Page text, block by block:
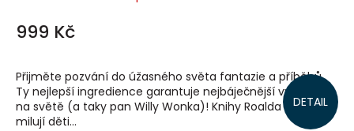
999 Kč
DETAIL
Přijměte pozvání do úžasného světa fantazie a příběhů.
Ty nejlepší ingredience garantuje nejbáječnější vypravěč
na světě (a taky pan Willy Wonka)! Knihy Roalda Dahla
milují děti...